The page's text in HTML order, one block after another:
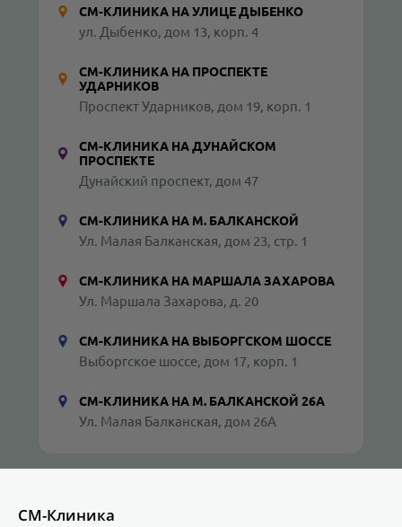
СМ-КЛИНИКА НА УЛИЦЕ ДЫБЕНКО
ул. Дыбенко, дом 13, корп. 4
СМ-КЛИНИКА НА ПРОСПЕКТЕ
УДАРНИКОВ
Проспект Ударников, дом 19, корп. 1
СМ-КЛИНИКА НА ДУНАЙСКОМ
ПРОСПЕКТЕ
Дунайский проспект, дом 47
СМ-КЛИНИКА НА М. БАЛКАНСКОЙ
Ул. Малая Балканская, дом 23, стр. 1
СМ-КЛИНИКА НА МАРШАЛА ЗАХАРОВА
Ул. Маршала Захарова, д. 20
СМ-КЛИНИКА НА ВЫБОРГСКОМ ШОССЕ
Выборгское шоссе, дом 17, корп. 1
СМ-КЛИНИКА НА М. БАЛКАНСКОЙ 26А
Ул. Малая Балканская, дом 26А
СМ-Клиника